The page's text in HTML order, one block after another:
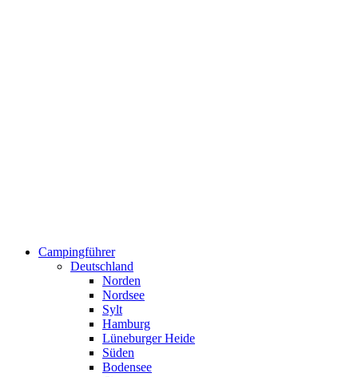
Campingführer
Deutschland
Norden
Nordsee
Sylt
Hamburg
Lüneburger Heide
Süden
Bodensee